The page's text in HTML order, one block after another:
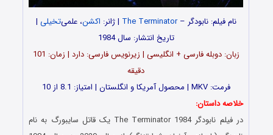
نام فیلم: نابودگر –The Terminator | ژانر: اکشن، علمی‌تخیلی |
تاریخ انتشار: سال 1984
زبان: دوبله فارسی + انگلیسی | زیرنویس فارسی: دارد | زمان: 101
دقیقه
فرمت: MKV | محصول آمریکا و انگلستان | امتیاز: 8.1 از 10
خلاصه داستان:
در فیلم نابودگر The Terminator 1984 یک قاتل سایبورگ به نام